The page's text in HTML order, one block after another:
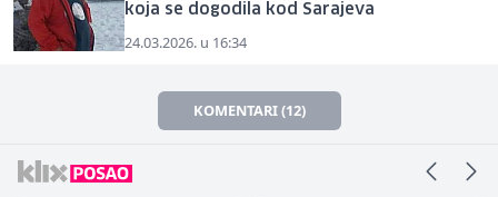
koja se dogodila kod Sarajeva
24.03.2026. u 16:34
KOMENTARI (12)